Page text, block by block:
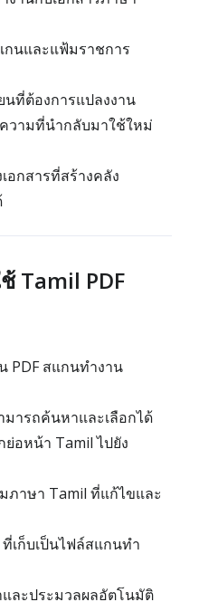
นและแฟ้มราชการ
ที่ต้องการแปลงงาน
วามที่นำกลับมาใช้ใหม่
อกสารที่สร้างคลัง
Tamil PDF
PDF สแกนทำงาน
ารถค้นหาและเลือกได้
อหน้า Tamil ไปยัง
ภาษา Tamil ที่แก้ไขและ
เก็บเป็นไฟล์สแกนทำ
และประมวลผลอัตโนมัติ